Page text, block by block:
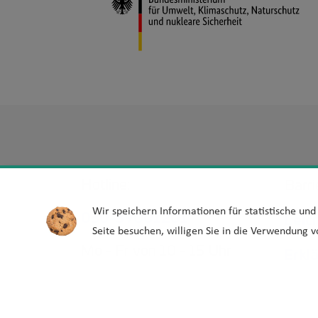
030-39001201
Wir speichern Informationen für statistische
Seite besuchen, willigen Sie in die Verwendung